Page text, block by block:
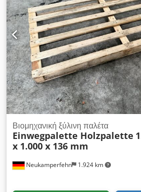
Neukamperfehn 1.924 km
Βιομηχανική ξύλινη παλέτα
Einwegpalette Holzpalette
x 1.000 x 136 mm